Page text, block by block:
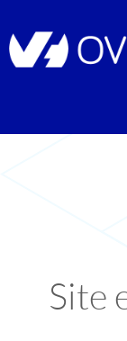
Site